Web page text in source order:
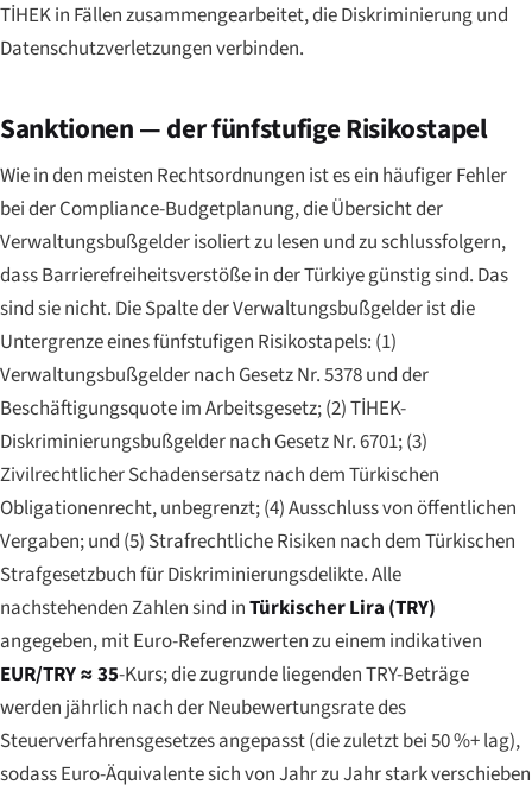
TİHEK in Fällen zusammengearbeitet, die Diskriminierung und
Datenschutzverletzungen verbinden.
Sanktionen — der fünfstufige Risikostapel
Wie in den meisten Rechtsordnungen ist es ein häufiger Fehler
bei der Compliance-Budgetplanung, die Übersicht der
Verwaltungsbußgelder isoliert zu lesen und zu schlussfolgern,
dass Barrierefreiheitsverstöße in der Türkiye günstig sind. Das
sind sie nicht. Die Spalte der Verwaltungsbußgelder ist die
Untergrenze eines fünfstufigen Risikostapels: (1)
Verwaltungsbußgelder nach Gesetz Nr. 5378 und der
Beschäftigungsquote im Arbeitsgesetz; (2) TİHEK-
Diskriminierungsbußgelder nach Gesetz Nr. 6701; (3)
Zivilrechtlicher Schadensersatz nach dem Türkischen
Obligationenrecht, unbegrenzt; (4) Ausschluss von öffentlichen
Vergaben; und (5) Strafrechtliche Risiken nach dem Türkischen
Strafgesetzbuch für Diskriminierungsdelikte. Alle
nachstehenden Zahlen sind inTürkischer Lira (TRY)
angegeben, mit Euro-Referenzwerten zu einem indikativen
EUR/TRY ≈ 35-Kurs; die zugrunde liegenden TRY-Beträge
werden jährlich nach der Neubewertungsrate des
Steuerverfahrensgesetzes angepasst (die zuletzt bei 50 %+ lag),
sodass Euro-Äquivalente sich von Jahr zu Jahr stark verschieben